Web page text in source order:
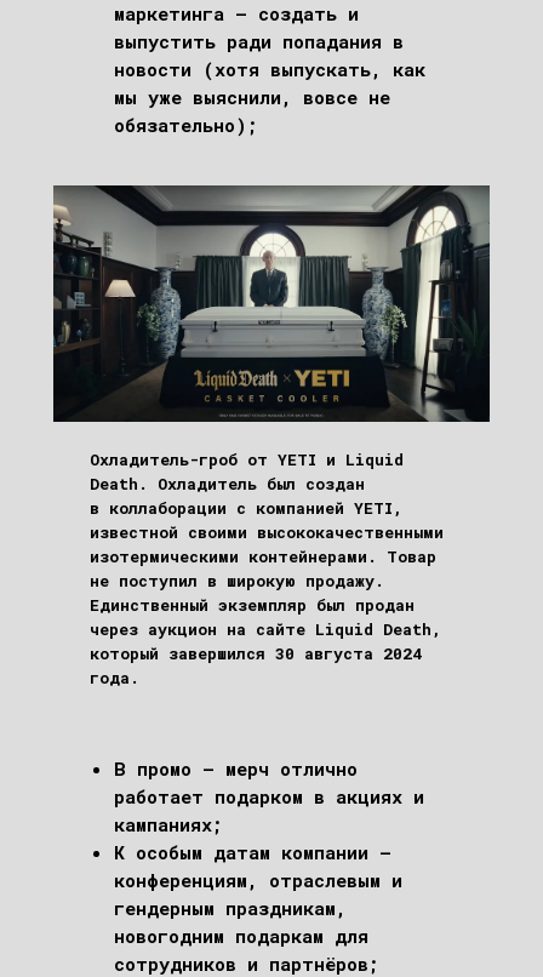
маркетинга – создать и
выпустить ради попадания в
новости (хотя выпускать, как
мы уже выяснили, вовсе не
обязательно);
Охладитель-гроб от YETI и Liquid
Death. Охладитель был создан
в коллаборации с компанией YETI,
известной своими высококачественными
изотермическими контейнерами. Товар
не поступил в широкую продажу.
Единственный экземпляр был продан
через аукцион на сайте Liquid Death,
который завершился 30 августа 2024
года.
В промо – мерч отлично
работает подарком в акциях и
кампаниях;
К особым датам компании –
конференциям, отраслевым и
гендерным праздникам,
новогодним подаркам для
сотрудников и партнёров;